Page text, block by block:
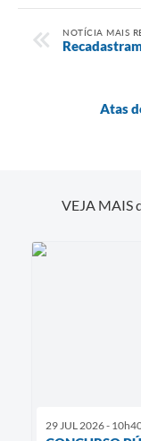
NOTÍCIA MAIS
Atas
VEJA MAIS
29 JUL 2026 -